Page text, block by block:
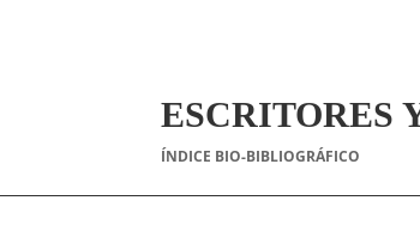
ESCRITORES
ÍNDICE BIO-BIBLIOGRÁFICO